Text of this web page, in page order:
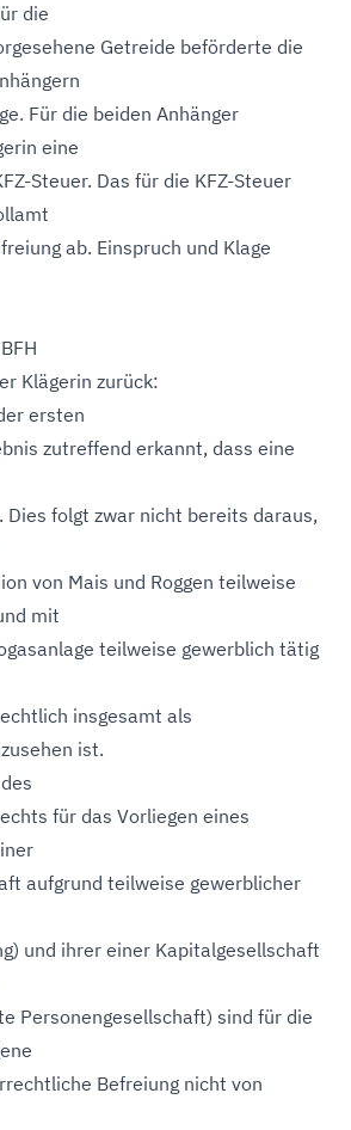
die
Getreide beförderte die
Für die beiden Anhänger
eine
Steuer. Das für die KFZ-Steuer
ab. Einspruch und Klage
Klägerin zurück:
ersten
zutreffend erkannt, dass eine
Dies folgt zwar nicht bereits daraus,
von Mais und Roggen teilweise
mit
teilweise gewerblich tätig
insgesamt als
ist.
für das Vorliegen eines
aufgrund teilweise gewerblicher
und ihrer einer Kapitalgesellschaft
Personengesellschaft) sind für die
Befreiung nicht von